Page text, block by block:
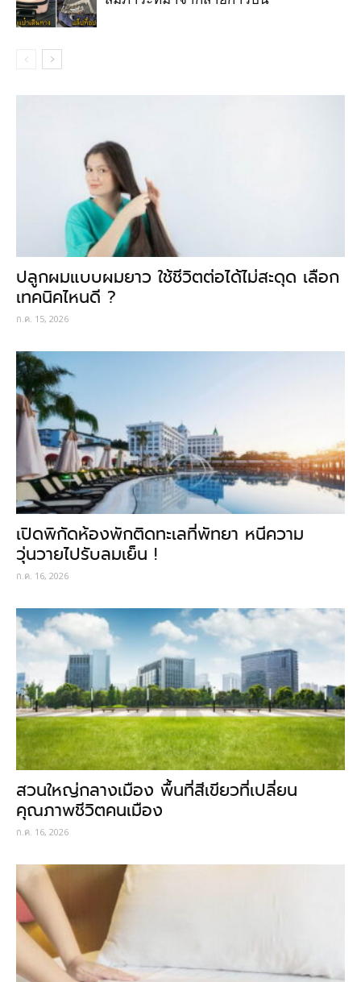
ปลูกผมแบบผมยาว ใช้ชีวิตต่อได้ไม่สะดุด เลือก
เทคนิคไหนดี ?
ก.ค. 15, 2026
เปิดพิกัดห้องพักติดทะเลที่พัทยา หนีความ
วุ่นวายไปรับลมเย็น !
ก.ค. 16, 2026
สวนใหญ่กลางเมือง พื้นที่สีเขียวที่เปลี่ยน
คุณภาพชีวิตคนเมือง
ก.ค. 16, 2026